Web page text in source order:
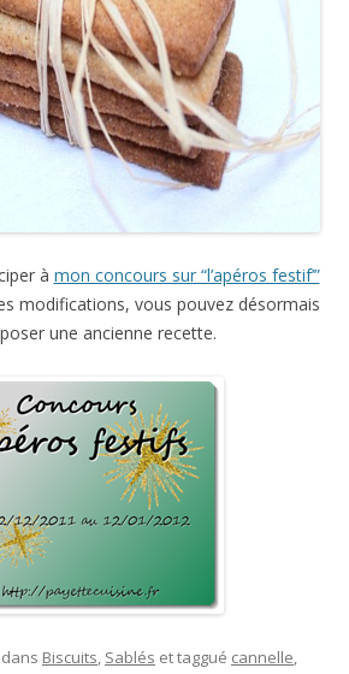
à mon concours sur “l’apéros festif’”
modifications, vous pouvez désormais
une ancienne recette.
Biscuits, Sablés et taggué cannelle,